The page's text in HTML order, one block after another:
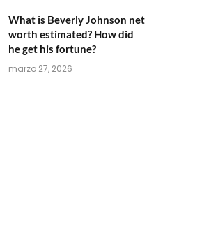
What is Beverly Johnson net
worth estimated? How did
he get his fortune?
marzo 27, 2026